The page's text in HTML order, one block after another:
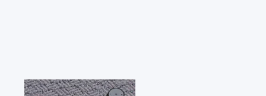
美国US